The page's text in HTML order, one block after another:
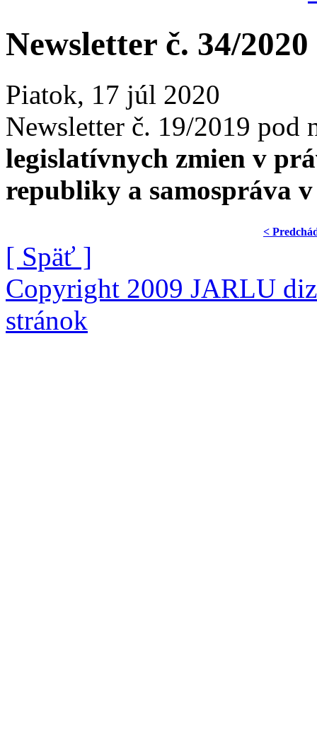
Newsletter č. 34/2020
Piatok, 17 júl 2020
Newsletter č. 19/2019 pod
legislatívnych zmien v
republiky a samospráva
<
[ Späť ]
Copyright 2009 JARLU
stránok